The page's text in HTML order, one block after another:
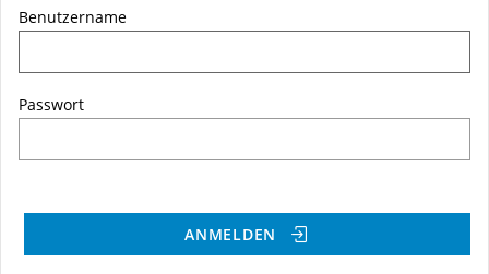
Benutzername
Passwort
ANMELDEN